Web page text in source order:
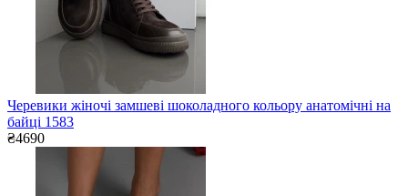
Черевики жіночі замшеві шоколадного кольору анатомічні на
байці 1583
₴4690